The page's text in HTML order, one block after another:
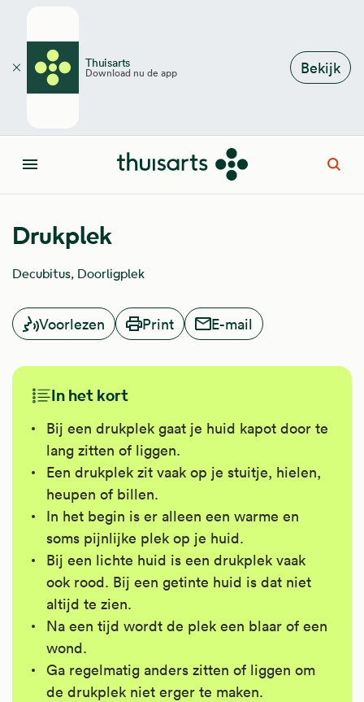
Thuisarts
Download nu de app Bekijk
Sluiten
Menu
Drukplek
Decubitus Doorligplek
Voorlezen Print E-mail
In het kort
Bij een drukplek gaat je huid kapot door te
lang zitten of liggen.
Een drukplek zit vaak op je stuitje, hielen,
heupen of billen.
In het begin is er alleen een warme en
soms pijnlijke plek op je huid.
Bij een lichte huid is een drukplek vaak
ook rood. Bij een getinte huid is dat niet
altijd te zien.
Na een tijd wordt de plek een blaar of een
wond.
Ga regelmatig anders zitten of liggen om
de drukplek niet erger te maken.